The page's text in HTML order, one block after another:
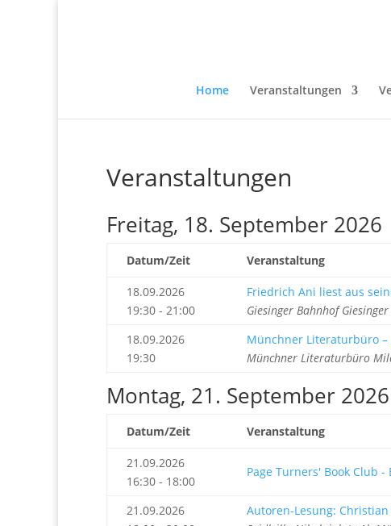
Home Veranstaltungen
Veranstaltungen
Freitag, 18. September 2026
Datum/Zeit Veranstaltung
18.09.2026
19:30 - 21:00
Friedrich Ani liest aus
Giesinger Bahnhof
18.09.2026
19:30
Münchner Literaturbüro –
Münchner Literaturbüro
Montag, 21. September 2026
Datum/Zeit Veranstaltung
21.09.2026
16:30 - 18:00
Page Turners' Book Club
21.09.2026
Autoren-Lesung: